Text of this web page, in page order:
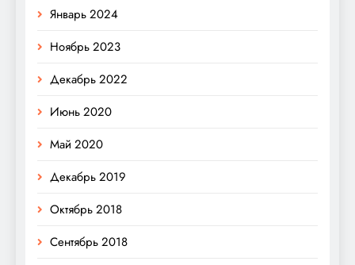
Январь 2024
Ноябрь 2023
Декабрь 2022
Июнь 2020
Май 2020
Декабрь 2019
Октябрь 2018
Сентябрь 2018